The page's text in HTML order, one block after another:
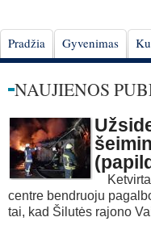
Pradžia Gyvenimas
NAUJIENOS
centre bendruoju
tai, kad Šilutės rajono